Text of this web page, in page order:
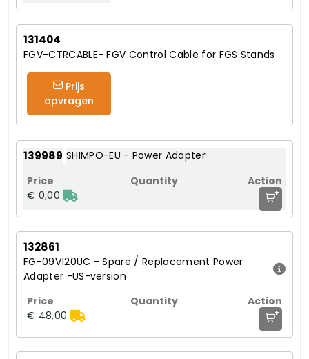
131404
FGV-CTRCABLE- FGV Control Cable for FGS Stands
Prijs
opvragen
139989 SHIMPO-EU - Power Adapter
€ 0,00 +
132861
FG-09V120UC - Spare / Replacement Power
Adapter -US-version
€ 48,00 +